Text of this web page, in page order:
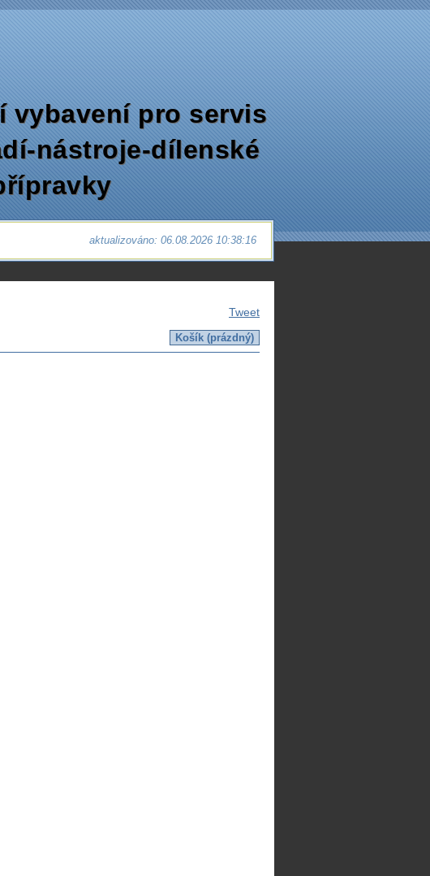
vybavení pro servis
nástroje-dílenské
aktualizováno: 06.08.2026 10:38:16
Tweet